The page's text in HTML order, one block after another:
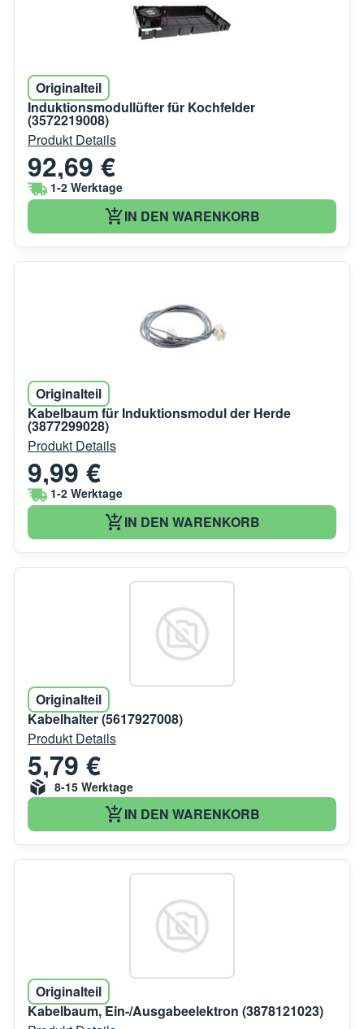
Originalteil
Induktionsmodullüfter für Kochfelder
(3572219008)
Produkt Details
92,69 €
1-2 Werktage
IN DEN WARENKORB
Originalteil
Kabelbaum für Induktionsmodul der Herde
(3877299028)
Produkt Details
9,99 €
1-2 Werktage
IN DEN WARENKORB
Originalteil
Kabelhalter (5617927008)
Produkt Details
5,79 €
8-15 Werktage
IN DEN WARENKORB
Originalteil
Kabelbaum, Ein-/Ausgabeelektron (3878121023)